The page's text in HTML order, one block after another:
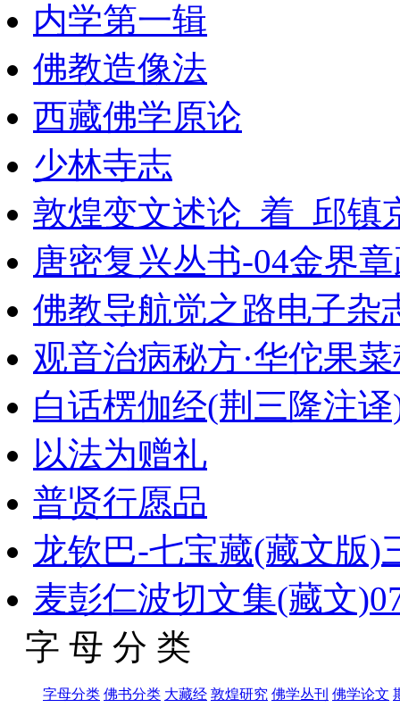
内学第一辑
佛教造像法
西藏佛学原论
少林寺志
敦煌变文述论_着_邱镇
唐密复兴丛书-04金界
佛教导航觉之路电子杂
观音治病秘方·华佗果
白话楞伽经(荆三隆注
以法为赠礼
普贤行愿品
龙钦巴-七宝藏(藏文版)
麦彭仁波切文集(藏文
字 母 分 类
字母分类 佛书分类 大藏经 敦煌研究 佛学丛刊 佛学论文